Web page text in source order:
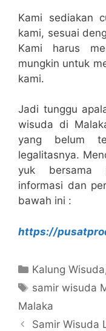
Kami sediakan
kami, sesuai
Kami harus
mungkin untuk
kami.
Jadi tunggu
wisuda di
yang belum
legalitasnya.
yuk bersama
informasi dan
bawah ini :
https://
Kategori
Kalung Wisuda
Tag
samir wisuda
Malaka
Samir Wisuda